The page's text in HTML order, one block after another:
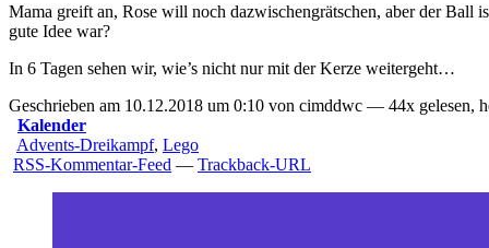
Mama greift an, Rose will noch dazwischengrätschen, aber der Ball
gute Idee war?
In 6 Tagen sehen wir, wie’s nicht nur mit der Kerze weitergeht…
Geschrieben am 10.12.2018 um 0:10 von cimddwc — 44x gelesen,
Kalender
Advents-Dreikampf, Lego
RSS-Kommentar-Feed — Trackback-URL